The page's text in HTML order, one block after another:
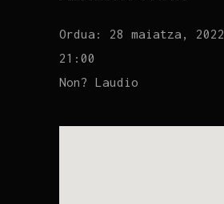
Ordua:
28 maiatza, 2022
21:00
Non?
Laudio